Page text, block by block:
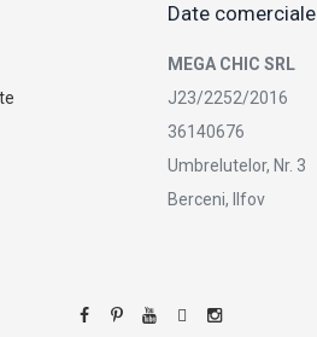
Date comerciale
MEGA CHIC SRL
J23/2252/2016
36140676
Umbrelutelor, Nr. 3
Berceni, Ilfov